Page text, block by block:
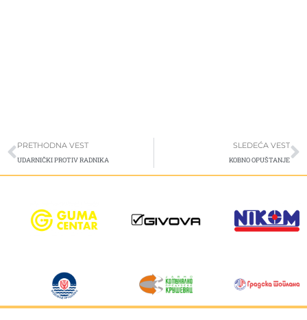
Prev
PRETHODNA VEST
UDARNIČKI PROTIV RADNIKA
SLEDEĆA VEST
KOBNO OPUŠTANJE